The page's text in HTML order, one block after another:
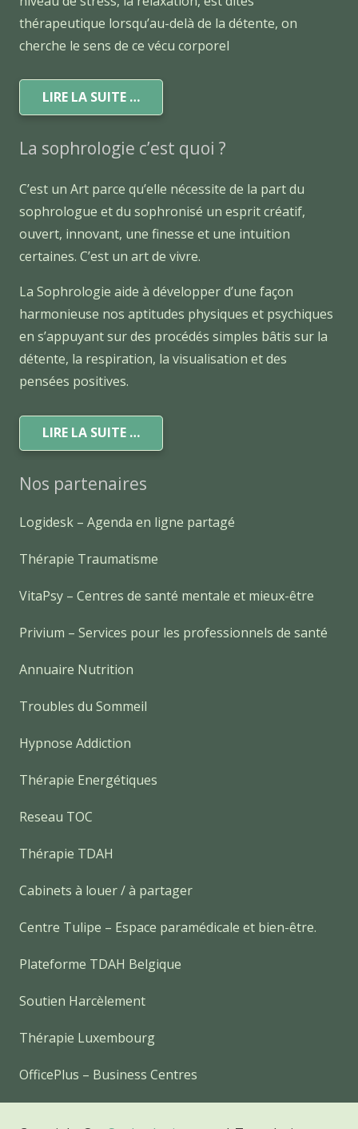
thérapeutique lorsqu’au-delà de la détente, on
cherche le sens de ce vécu corporel
LIRE LA SUITE …
La sophrologie c’est quoi ?
C’est un Art parce qu’elle nécessite de la part du
sophrologue et du sophronisé un esprit créatif,
ouvert, innovant, une finesse et une intuition
certaines. C’est un art de vivre.
La Sophrologie aide à développer d’une façon
harmonieuse nos aptitudes physiques et psychiques
en s’appuyant sur des procédés simples bâtis sur la
détente, la respiration, la visualisation et des
pensées positives.
LIRE LA SUITE …
Nos partenaires
Logidesk – Agenda en ligne partagé
Thérapie Traumatisme
VitaPsy – Centres de santé mentale et mieux-être
Privium – Services pour les professionnels de santé
Annuaire Nutrition
Troubles du Sommeil
Hypnose Addiction
Thérapie Energétiques
Reseau TOC
Thérapie TDAH
Cabinets à louer / à partager
Centre Tulipe – Espace paramédicale et bien-être.
Plateforme TDAH Belgique
Soutien Harcèlement
Thérapie Luxembourg
OfficePlus – Business Centres